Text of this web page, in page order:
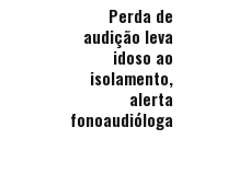
Perda de
audição leva
idoso ao
isolamento,
alerta
fonoaudióloga